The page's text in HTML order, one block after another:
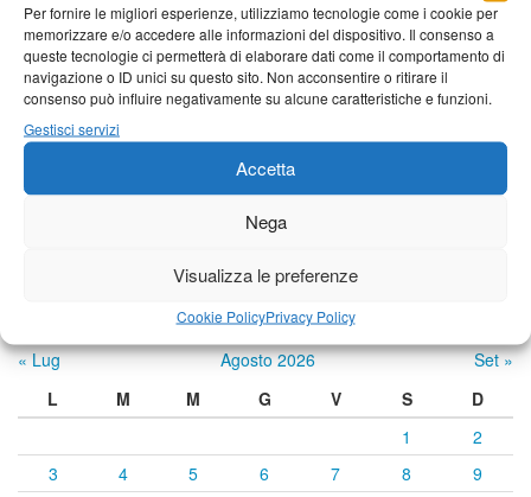
Per fornire le migliori esperienze, utilizziamo tecnologie come i cookie per
memorizzare e/o accedere alle informazioni del dispositivo. Il consenso a
queste tecnologie ci permetterà di elaborare dati come il comportamento di
navigazione o ID unici su questo sito. Non acconsentire o ritirare il
consenso può influire negativamente su alcune caratteristiche e funzioni.
Gestisci servizi
Accetta
Nega
Visualizza le preferenze
Cookie PolicyPrivacy Policy
22°C|33°C 21°C|34°C 21°C|34°C
Castelnuovo Garfagnana
Previsioni a cura di:
Calendario eventi
« Lug Agosto 2026
Set »
L
M M G V S
D
1
2
3
4 5 6 7 8
9